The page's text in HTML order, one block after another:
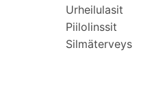
Urheilulasit
Piilolinssit
Silmäterveys